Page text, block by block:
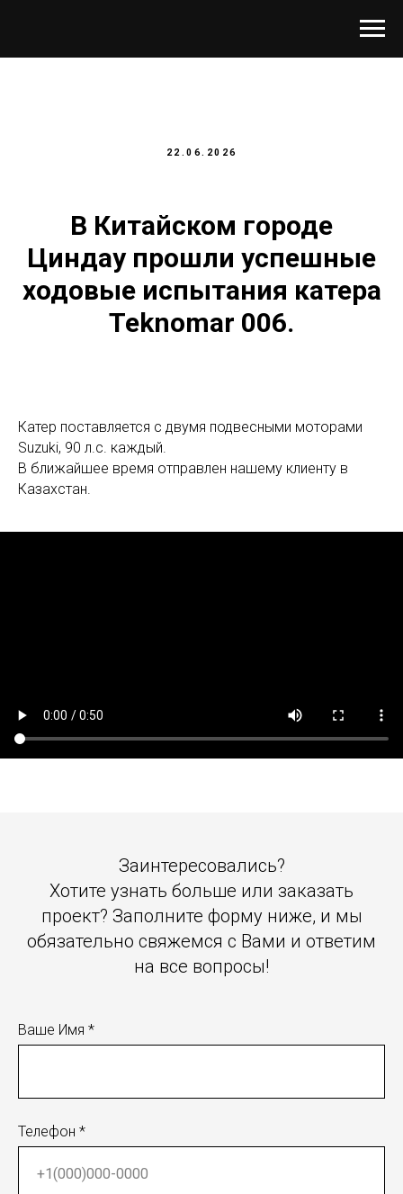
22.06.2026
В Китайском городе
Циндау прошли успешные
ходовые испытания катера
Teknomar 006.
Катер поставляется с двумя подвесными моторами
Suzuki, 90 л.с. каждый.
В ближайшее время отправлен нашему клиенту в
Казахстан.
Заинтересовались?
Хотите узнать больше или заказать
проект? Заполните форму ниже, и мы
обязательно свяжемся с Вами и ответим
на все вопросы!
Ваше Имя *
Телефон *